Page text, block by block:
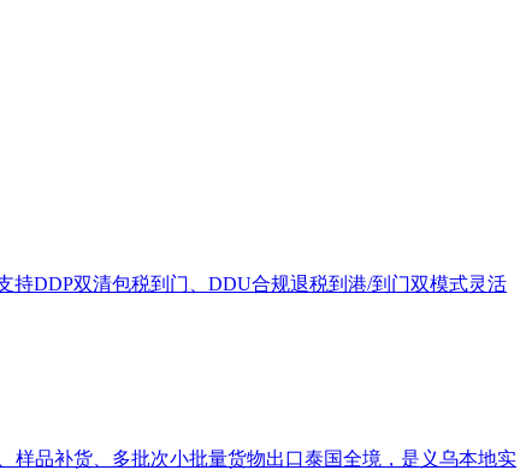
持DDP双清包税到门、DDU合规退税到港/到门双模式灵活
样品补货、多批次小批量货物出口泰国全境，是义乌本地实